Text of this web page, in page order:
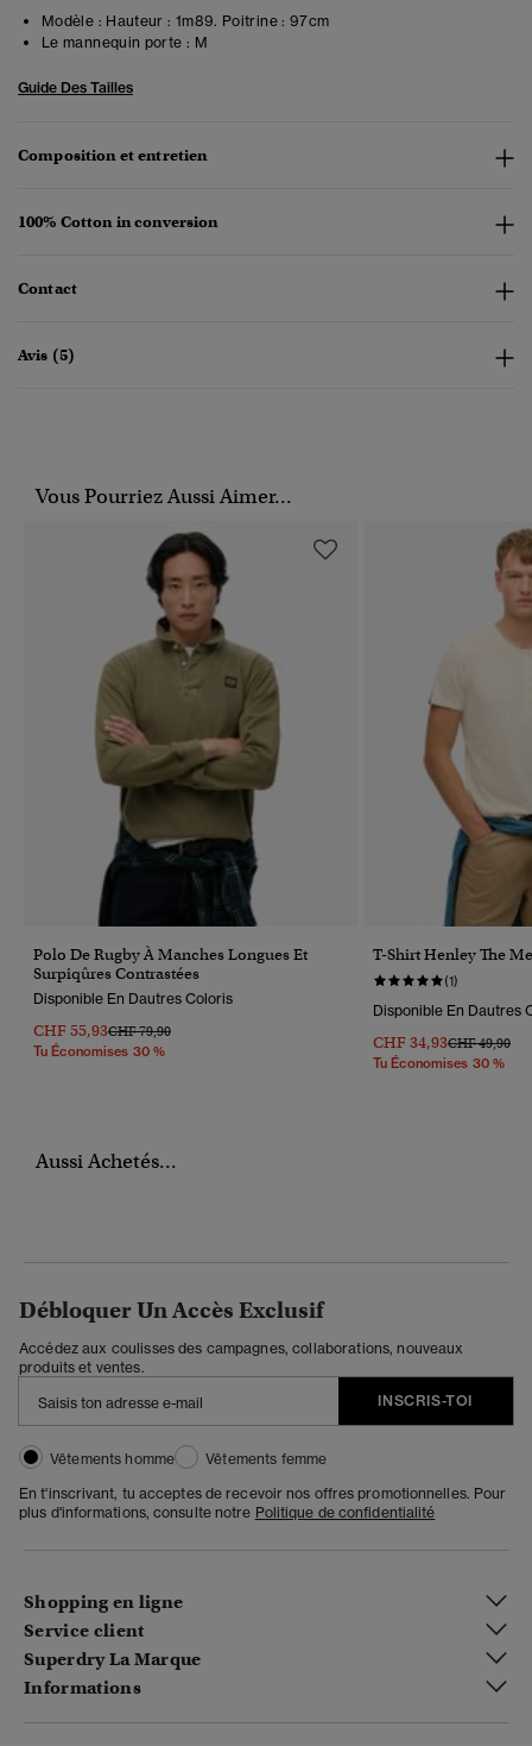
Modèle : Hauteur : 1m89. Poitrine : 97cm
Le mannequin porte : M
Guide Des Tailles
Composition et entretien
100% Cotton in conversion
Contact
Avis (5)
Vous Pourriez Aussi Aimer...
Polo De Rugby À Manches Longues Et
Surpiqûres Contrastées
Disponible En Dautres Coloris
CHF 55,93Prix Réduit De
CHF 79,90À
Tu Économises 30 %
T-Shirt Henley The
(1)
Disponible En Dautres
CHF 34,93Prix Réduit De
CHF 49,90À
Tu Économises 30 %
Aussi Achetés...
Débloquer Un Accès Exclusif
Accédez aux coulisses des campagnes, collaborations, nouveaux
produits et ventes.
INSCRIS-TOI
Vêtements homme
Vêtements femme
En t'inscrivant, tu acceptes de recevoir nos offres promotionnelles. Pour
plus d'informations, consulte notre Politique de confidentialité
Shopping en ligne
Service client
Superdry La Marque
Informations